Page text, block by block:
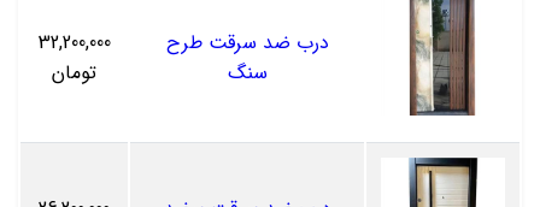
درب ضد سرقت طرح
سنگ
32,200,000
تومان